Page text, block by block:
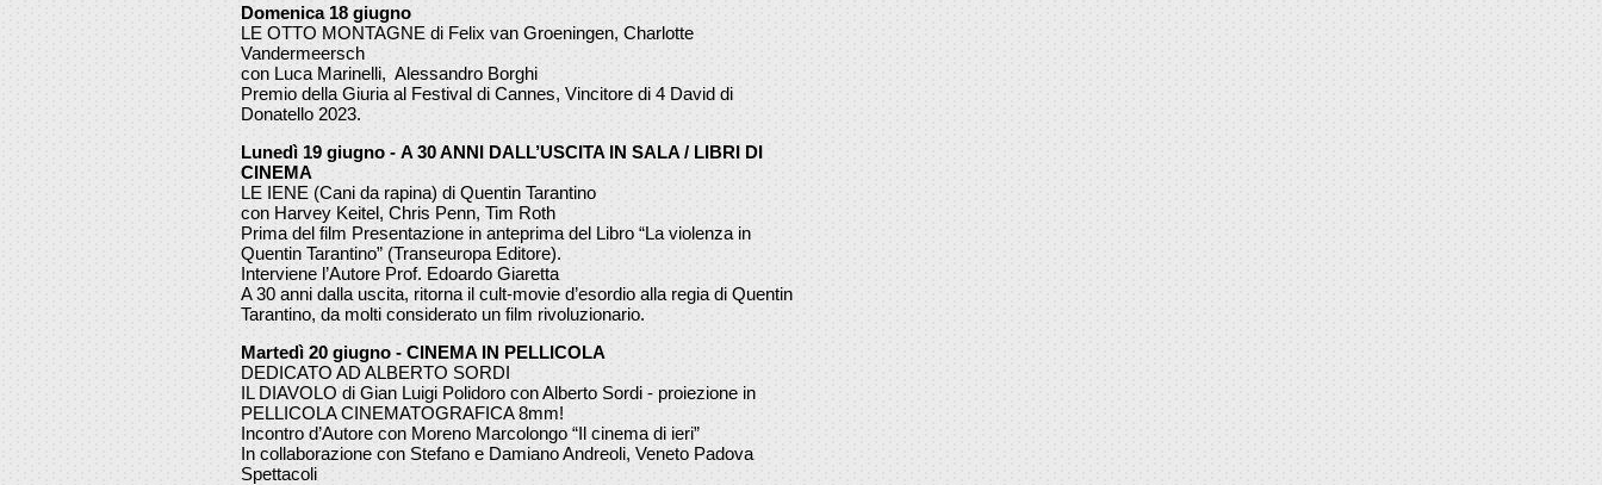
Domenica 18 giugno
LE OTTO MONTAGNE di Felix van Groeningen, Charlotte
Vandermeersch
con Luca Marinelli, Alessandro Borghi
Premio della Giuria al Festival di Cannes, Vincitore di 4 David di
Donatello 2023.
Lunedì 19 giugno - A 30 ANNI DALL’USCITA IN SALA / LIBRI DI
CINEMA
LE IENE (Cani da rapina) di Quentin Tarantino
con Harvey Keitel, Chris Penn, Tim Roth
Prima del film Presentazione in anteprima del Libro “La violenza in
Quentin Tarantino” (Transeuropa Editore).
Interviene l’Autore Prof. Edoardo Giaretta
A 30 anni dalla uscita, ritorna il cult-movie d’esordio alla regia di Quentin
Tarantino, da molti considerato un film rivoluzionario.
Martedì 20 giugno - CINEMA IN PELLICOLA
DEDICATO AD ALBERTO SORDI
IL DIAVOLO di Gian Luigi Polidoro con Alberto Sordi - proiezione in
PELLICOLA CINEMATOGRAFICA 8mm!
Incontro d’Autore con Moreno Marcolongo “Il cinema di ieri”
In collaborazione con Stefano e Damiano Andreoli, Veneto Padova
Spettacoli